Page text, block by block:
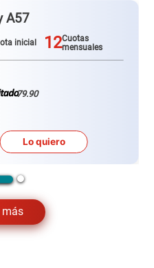
más
A57
inicial 12Cuotas
mensuales
79.90
Lo quiero